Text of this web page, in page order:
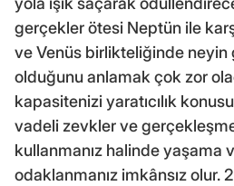
gerçekler ötesi Neptün ile
ve Venüs birlikteliğinde neyin
olduğunu anlamak çok zor
kapasitenizi yaratıcılık
vadeli zevkler ve
kullanmanız halinde yaşama
odaklanmanız imkânsız olur.